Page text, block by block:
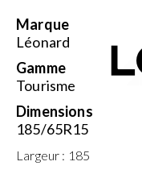
Marque
Léonard
Gamme
Tourisme
Dimensions
185/65R15
Largeur : 185